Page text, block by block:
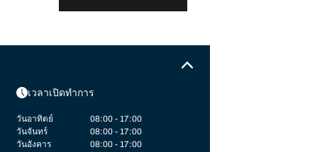
เวลาเปิดทำการ
วันอาทิตย์
08:00 - 17:00
วันจันทร์
08:00 - 17:00
วันอังคาร
08:00 - 17:00